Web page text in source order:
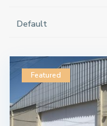
Default
Featured